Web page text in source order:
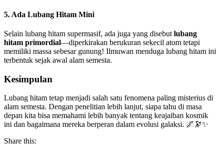
5. Ada Lubang Hitam Mini
Selain lubang hitam supermasif, ada juga yang disebut lubang
hitam primordial—diperkirakan berukuran sekecil atom tetapi
memiliki massa sebesar gunung! Ilmuwan menduga lubang hitam ini
terbentuk sejak awal alam semesta.
Kesimpulan
Lubang hitam tetap menjadi salah satu fenomena paling misterius di
alam semesta. Dengan penelitian lebih lanjut, siapa tahu di masa
depan kita bisa memahami lebih banyak tentang keajaiban kosmik
ini dan bagaimana mereka berperan dalam evolusi galaksi. 🌌🔭✨
Share this: